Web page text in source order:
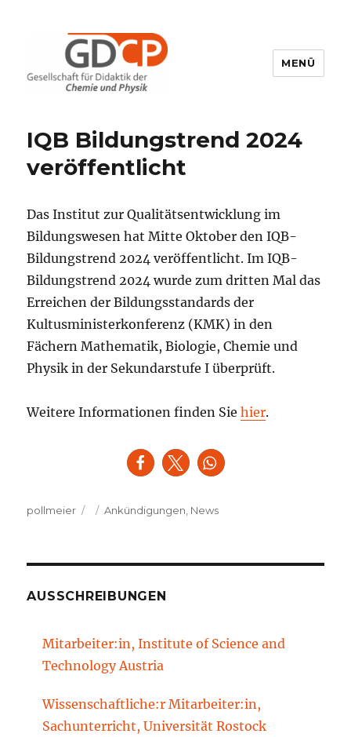
MENÜ
IQB Bildungstrend 2024
veröffentlicht
Das Institut zur Qualitätsentwicklung im
Bildungswesen hat Mitte Oktober den IQB-
Bildungstrend 2024 veröffentlicht. Im IQB-
Bildungstrend 2024 wurde zum dritten Mal das
Erreichen der Bildungsstandards der
Kultusministerkonferenz (KMK) in den
Fächern Mathematik, Biologie, Chemie und
Physik in der Sekundarstufe I überprüft.
Weitere Informationen finden Siehier.
Autor
pollmeier
Veröffentlicht
Kategorien
Ankündigungen News
AUSSCHREIBUNGEN
Mitarbeiter:in, Institute of Science and
Technology Austria
Wissenschaftliche:r Mitarbeiter:in,
Sachunterricht, Universität Rostock